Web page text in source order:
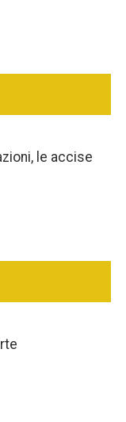
le accise